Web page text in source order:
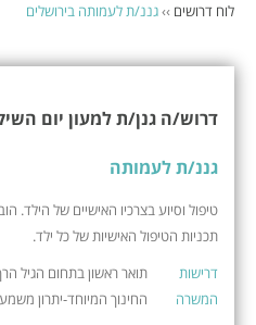
לוח דרושים ››גננ/ת לעמותה בירושלים
דרוש/ה גנן/ת למעון יום
גננ/ת לעמותה
טיפול וסיוע בצרכיו האישיים של הילד.
תכניות הטיפול האישיות של כל ילד.
דרישות
המשרה
תואר ראשון בתחום הגיל
החינוך המיוחד-יתרון